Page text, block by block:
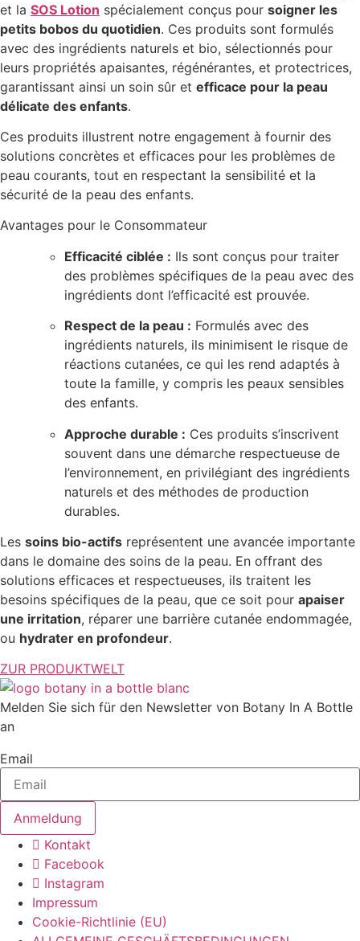
et la SOS Lotion spécialement conçus pour soigner les
petits bobos du quotidien. Ces produits sont formulés
avec des ingrédients naturels et bio, sélectionnés pour
leurs propriétés apaisantes, régénérantes, et protectrices,
garantissant ainsi un soin sûr et efficace pour la peau
délicate des enfants.
Ces produits illustrent notre engagement à fournir des
solutions concrètes et efficaces pour les problèmes de
peau courants, tout en respectant la sensibilité et la
sécurité de la peau des enfants.
Avantages pour le Consommateur
Efficacité ciblée : Ils sont conçus pour traiter
des problèmes spécifiques de la peau avec des
ingrédients dont l’efficacité est prouvée.
Respect de la peau : Formulés avec des
ingrédients naturels, ils minimisent le risque de
réactions cutanées, ce qui les rend adaptés à
toute la famille, y compris les peaux sensibles
des enfants.
Approche durable : Ces produits s’inscrivent
souvent dans une démarche respectueuse de
l’environnement, en privilégiant des ingrédients
naturels et des méthodes de production
durables.
Les soins bio-actifs représentent une avancée importante
dans le domaine des soins de la peau. En offrant des
solutions efficaces et respectueuses, ils traitent les
besoins spécifiques de la peau, que ce soit pour apaiser
une irritation, réparer une barrière cutanée endommagée,
ou hydrater en profondeur.
ZUR PRODUKTWELT
Melden Sie sich für den Newsletter von Botany In A Bottle
an
Email
Anmeldung
Kontakt
Facebook
Instagram
Impressum
Cookie-Richtlinie (EU)